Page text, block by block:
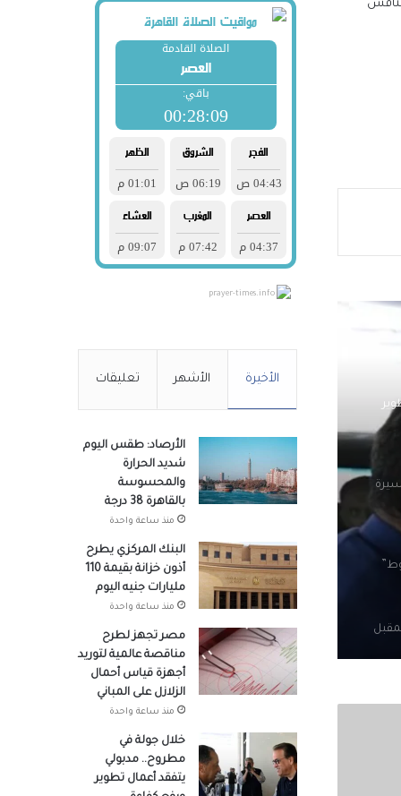
12 سبتمبر المقبل
prayer-times.info
الأخيرة الأشهر تعليقات
الأرصاد: طقس اليوم
شديد الحرارة
والمحسوسة
بالقاهرة 38 درجة
منذ ساعة واحدة
البنك المركزي يطرح
أذون خزانة بقيمة 110
مليارات جنيه اليوم
منذ ساعة واحدة
مصر تجهز لطرح
مناقصة عالمية لتوريد
أجهزة قياس أحمال
الزلازل على المباني
منذ ساعة واحدة
خلال جولة في
مطروح.. مدبولي
يتفقد أعمال تطوير